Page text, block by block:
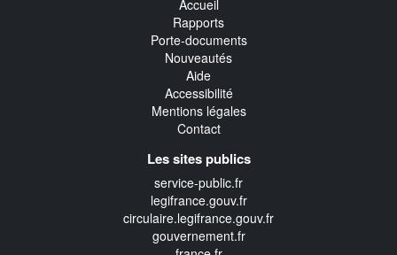
Accueil
Rapports
Porte-documents
Nouveautés
Aide
Accessibilité
Mentions légales
Contact
Les sites publics
service-public.fr
legifrance.gouv.fr
circulaire.legifrance.gouv.fr
gouvernement.fr